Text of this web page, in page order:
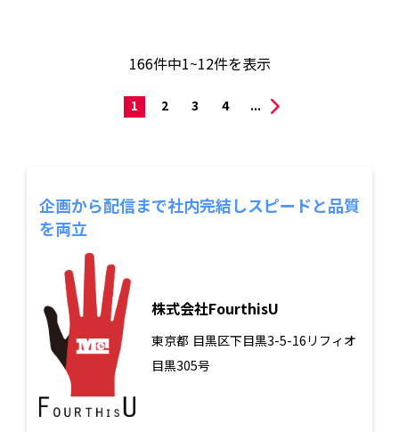
166件中1~12件を表示
1 2 3 4 ...
企画から配信まで社内完結しスピードと品質
を両立
株式会社FourthisU
東京都 目黒区下目黒3-5-16リフィオ
目黒305号